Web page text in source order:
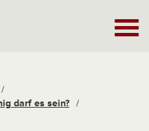
/
darf es sein? /